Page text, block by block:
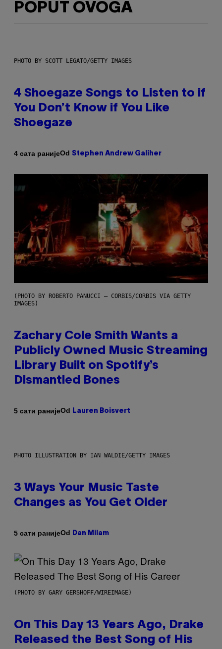
POPUT OVOGA
PHOTO BY SCOTT LEGATO/GETTY IMAGES
4 Shoegaze Songs to Listen to if
You Don’t Know if You Like
Shoegaze
4 сата ранијеOd Stephen Andrew Galiher
(PHOTO BY ROBERTO PANUCCI – CORBIS/CORBIS VIA GETTY
IMAGES)
Zachary Cole Smith Wants a
Publicly Owned Music Streaming
Library Built on Spotify’s
Dismantled Bones
5 сати ранијеOd Lauren Boisvert
PHOTO ILLUSTRATION BY IAN WALDIE/GETTY IMAGES
3 Ways Your Music Taste
Changes as You Get Older
5 сати ранијеOd Dan Milam
(PHOTO BY GARY GERSHOFF/WIREIMAGE)
On This Day 13 Years Ago, Drake
Released the Best Song of His